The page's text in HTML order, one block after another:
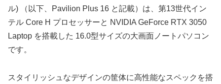
ル) （以下、Pavilion Plus 16 と記載）は、第13世代イン
テル Core H プロセッサーと NVIDIA GeForce RTX 3050
Laptop を搭載した 16.0型サイズの大画面ノートパソコン
です。
スタイリッシュなデザインの筐体に高性能なスペックを搭